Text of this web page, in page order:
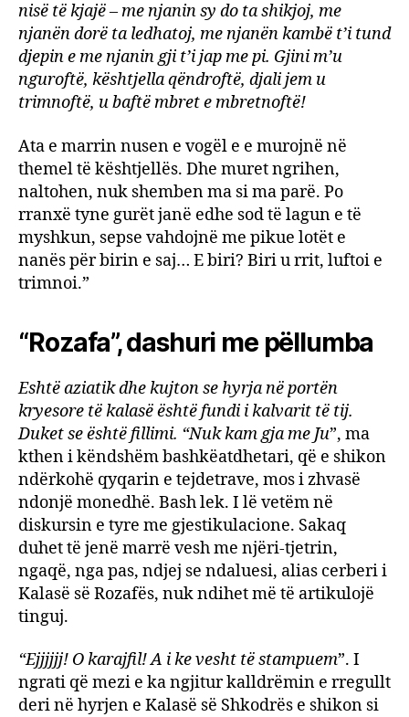
nisë të kjajë – me njanin sy do ta shikjoj, me
njanën dorë ta ledhatoj, me njanën kambë t’i tund
djepin e me njanin gji t’i jap me pi. Gjini m’u
nguroftë, kështjella qëndroftë, djali jem u
trimnoftë, u baftë mbret e mbretnoftë!
Ata e marrin nusen e vogël e e murojnë në
themel të kështjellës. Dhe muret ngrihen,
naltohen, nuk shemben ma si ma parë. Po
rranxë tyne gurët janë edhe sod të lagun e të
myshkun, sepse vahdojnë me pikue lotët e
nanës për birin e saj… E biri? Biri u rrit, luftoi e
trimnoi.”
“Rozafa”, dashuri me pëllumba
Eshtë aziatik dhe kujton se hyrja në portën
kryesore të kalasë është fundi i kalvarit të tij.
Duket se është fillimi. “Nuk kam gja me Ju”, ma
kthen i këndshëm bashkëatdhetari, që e shikon
ndërkohë qyqarin e tejdetrave, mos i zhvasë
ndonjë monedhë. Bash lek. I lë vetëm në
diskursin e tyre me gjestikulacione. Sakaq
duhet të jenë marrë vesh me njëri-tjetrin,
ngaqë, nga pas, ndjej se ndaluesi, alias cerberi i
Kalasë së Rozafës, nuk ndihet më të artikulojë
tinguj.
“Ejjjjjj! O karajfil! A i ke vesht të stampuem”. I
ngrati që mezi e ka ngjitur kalldrëmin e rregullt
deri në hyrjen e Kalasë së Shkodrës e shikon si